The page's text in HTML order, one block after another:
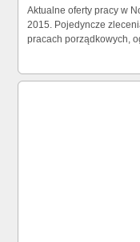
Aktualne oferty pracy w
2015. Pojedyncze
pracach porządkowych,